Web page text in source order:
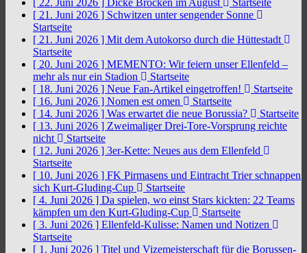
[ 22. Juni 2026 ] Dicke Brocken im August
Startseite
[ 21. Juni 2026 ] Schwitzen unter sengender Sonne
Startseite
[ 21. Juni 2026 ] Mit dem Autokorso durch die Hüttestadt
Startseite
[ 20. Juni 2026 ] MEMENTO: Wir feiern unser Ellenfeld –
mehr als nur ein Stadion
Startseite
[ 18. Juni 2026 ] Neue Fan-Artikel eingetroffen!
Startseite
[ 16. Juni 2026 ] Nomen est omen
Startseite
[ 14. Juni 2026 ] Was erwartet die neue Borussia?
Startseite
[ 13. Juni 2026 ] Zweimaliger Drei-Tore-Vorsprung reichte
nicht
Startseite
[ 12. Juni 2026 ] 3er-Kette: Neues aus dem Ellenfeld
Startseite
[ 10. Juni 2026 ] FK Pirmasens und Eintracht Trier schnappen
sich Kurt-Gluding-Cup
Startseite
[ 4. Juni 2026 ] Da spielen, wo einst Stars kickten: 22 Teams
kämpfen um den Kurt-Gluding-Cup
Startseite
[ 3. Juni 2026 ] Ellenfeld-Kulisse: Namen und Notizen
Startseite
[ 1. Juni 2026 ] Titel und Vizemeisterschaft für die Borussen-